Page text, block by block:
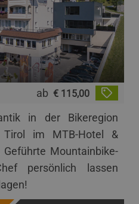
ab € 115,00
in der Bikeregion
Tirol im MTB-Hotel &
Mountainbike-
persönlich lassen